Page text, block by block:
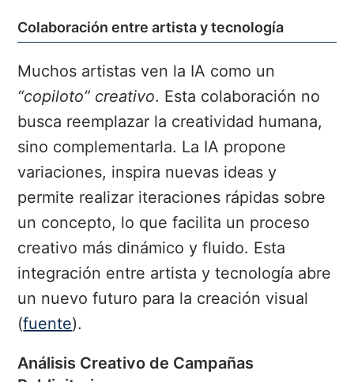
Colaboración entre artista y tecnología
Muchos artistas ven la IA como un
“copiloto” creativo. Esta colaboración no
busca reemplazar la creatividad humana,
sino complementarla. La IA propone
variaciones, inspira nuevas ideas y
permite realizar iteraciones rápidas sobre
un concepto, lo que facilita un proceso
creativo más dinámico y fluido. Esta
integración entre artista y tecnología abre
un nuevo futuro para la creación visual
(fuente).
Análisis Creativo de Campañas